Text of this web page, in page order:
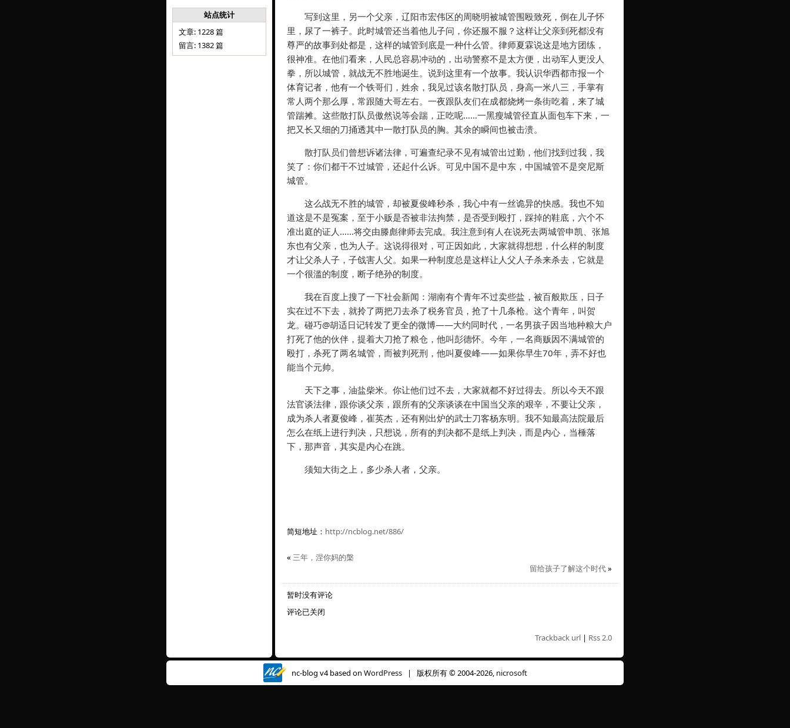
站点统计
文章: 1228 篇
留言: 1382 篇
写到这里，另一个父亲，辽阳市宏伟区的周晓明被城管围殴致死，倒在儿子怀
里，尿了一裤子。此时城管还当着他儿子问，你还服不服？这样让父亲到死都没有
尊严的故事到处都是，这样的城管到底是一种什么管。律师夏霖说这是地方团练，
很神准。在他们看来，人民总容易冲动的，出动警察不是太方便，出动军人更没人
拳，所以城管，就战无不胜地诞生。说到这里有一个故事。我认识华西都市报一个
体育记者，他有一个铁哥们，姓余，我见过该名散打队员，身高一米八三，手掌有
常人两个那么厚，常跟随大哥左右。一夜跟队友们在成都烧烤一条街吃着，来了城
管踹摊。这些散打队员傲然说等会踹，正吃呢……一黑瘦城管径直从面包车下来，一
把又长又细的刀捅透其中一散打队员的胸。其余的瞬间也被击溃。
散打队员们曾想诉诸法律，可遍查纪录不见有城管出过勤，他们找到过我，我
笑了：你们都干不过城管，还起什么诉。可见中国不是中东，中国城管不是突尼斯
城管。
这么战无不胜的城管，却被夏俊峰秒杀，我心中有一丝诡异的快感。我也不知
道这是不是冤案，至于小贩是否被非法拘禁，是否受到殴打，踩掉的鞋底，六个不
准出庭的证人……将交由滕彪律师去完成。我注意到有人在说死去两城管申凯、张旭
东也有父亲，也为人子。这说得很对，可正因如此，大家就得想想，什么样的制度
才让父杀人子，子戗害人父。如果一种制度总是这样让人父人子杀来杀去，它就是
一个很滥的制度，断子绝孙的制度。
我在百度上搜了一下社会新闻：湖南有个青年不过卖些盐，被百般欺压，日子
实在过不下去，就拎了两把刀去杀了税务官员，抢了十几条枪。这个青年，叫贺
龙。碰巧@胡适日记转发了更全的微博——大约同时代，一名男孩子因当地种粮大户
打死了他的伙伴，提着大刀抢了粮仓，他叫彭德怀。今年，一名商贩因不满城管的
殴打，杀死了两名城管，而被判死刑，他叫夏俊峰——如果你早生70年，弄不好也
能当个元帅。
天下之事，油盐柴米。你让他们过不去，大家就都不好过得去。所以今天不跟
法官谈法律，跟你谈父亲，跟所有的父亲谈谈在中国当父亲的艰辛，不要让父亲，
成为杀人者夏俊峰，崔英杰，还有刚出炉的武士刀客杨东明。我不知最高法院最后
怎么在纸上进行判决，只想说，所有的判决都不是纸上判决，而是内心，当棰落
下，那声音，其实是内心在跳。
须知大街之上，多少杀人者，父亲。
简短地址： http://ncblog.net/886/
« 三年，涅你妈的槃
留给孩子了解这个时代»
暂时没有评论
评论已关闭
Trackback url | Rss 2.0
nc-blog v4 based on WordPress| 版权所有 © 2004-2026, nicrosoft